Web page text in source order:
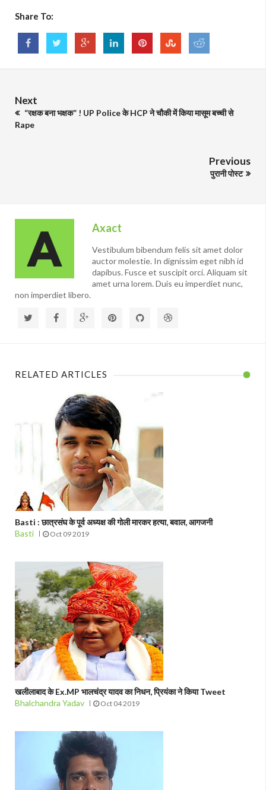
Share To:
Next
“रक्षक बना भक्षक” ! UP Police के HCP ने चौकी में किया मासूम बच्ची से
Rape
Previous
पुरानी पोस्ट
Axact
Vestibulum bibendum felis sit amet dolor
auctor molestie. In dignissim eget nibh id
dapibus. Fusce et suscipit orci. Aliquam sit
amet urna lorem. Duis eu imperdiet nunc,
non imperdiet libero.
RELATED ARTICLES
Basti : छात्रसंघ के पूर्व अध्यक्ष की गोली मारकर हत्या, बवाल, आगजनी
Basti
Oct 09 2019
खलीलाबाद के Ex.MP भालचंद्र यादव का निधन, प्रियंका ने किया Tweet
Bhalchandra Yadav
Oct 04 2019